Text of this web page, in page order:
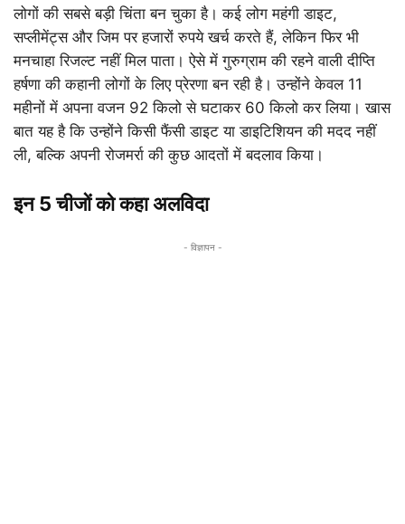
लोगों की सबसे बड़ी चिंता बन चुका है। कई लोग महंगी डाइट,
सप्लीमेंट्स और जिम पर हजारों रुपये खर्च करते हैं, लेकिन फिर भी
मनचाहा रिजल्ट नहीं मिल पाता। ऐसे में गुरुग्राम की रहने वाली दीप्ति
हर्षणा की कहानी लोगों के लिए प्रेरणा बन रही है। उन्होंने केवल 11
महीनों में अपना वजन 92 किलो से घटाकर 60 किलो कर लिया। खास
बात यह है कि उन्होंने किसी फैंसी डाइट या डाइटिशियन की मदद नहीं
ली, बल्कि अपनी रोजमर्रा की कुछ आदतों में बदलाव किया।
इन 5 चीजों को कहा अलविदा
- विज्ञापन -